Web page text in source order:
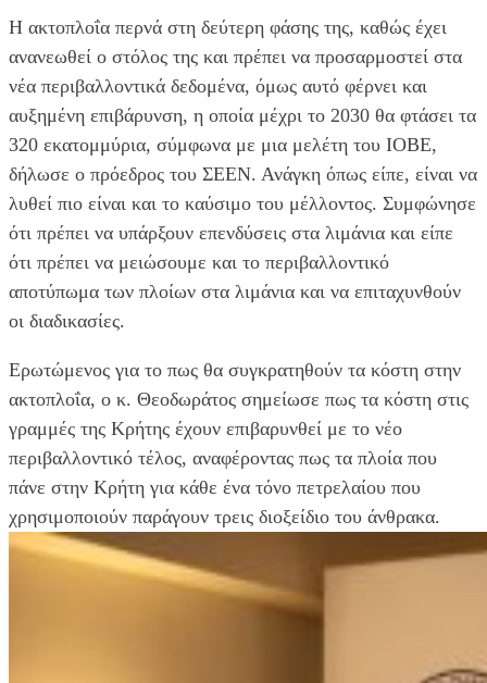
Η ακτοπλοΐα περνά στη δεύτερη φάσης της, καθώς έχει
ανανεωθεί ο στόλος της και πρέπει να προσαρμοστεί στα
νέα περιβαλλοντικά δεδομένα, όμως αυτό φέρνει και
αυξημένη επιβάρυνση, η οποία μέχρι το 2030 θα φτάσει τα
320 εκατομμύρια, σύμφωνα με μια μελέτη του ΙΟΒΕ,
δήλωσε ο πρόεδρος του ΣΕΕΝ. Ανάγκη όπως είπε, είναι να
λυθεί πιο είναι και το καύσιμο του μέλλοντος. Συμφώνησε
ότι πρέπει να υπάρξουν επενδύσεις στα λιμάνια και είπε
ότι πρέπει να μειώσουμε και το περιβαλλοντικό
αποτύπωμα των πλοίων στα λιμάνια και να επιταχυνθούν
οι διαδικασίες.
Ερωτώμενος για το πως θα συγκρατηθούν τα κόστη στην
ακτοπλοΐα, ο κ. Θεοδωράτος σημείωσε πως τα κόστη στις
γραμμές της Κρήτης έχουν επιβαρυνθεί με το νέο
περιβαλλοντικό τέλος, αναφέροντας πως τα πλοία που
πάνε στην Κρήτη για κάθε ένα τόνο πετρελαίου που
χρησιμοποιούν παράγουν τρεις διοξείδιο του άνθρακα.